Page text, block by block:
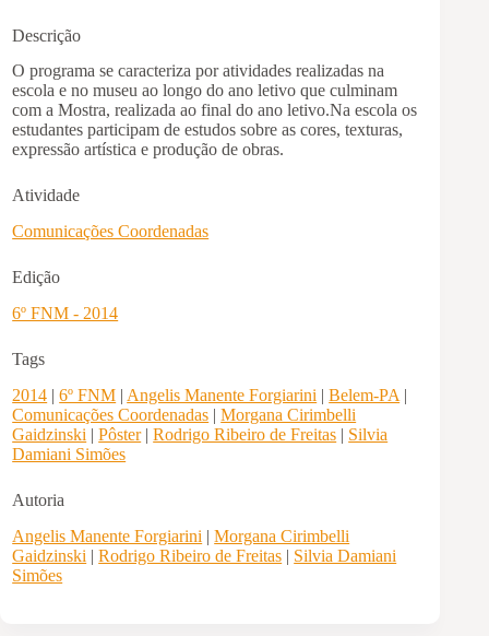
Descrição
O programa se caracteriza por atividades realizadas na
escola e no museu ao longo do ano letivo que culminam
com a Mostra, realizada ao final do ano letivo.Na escola os
estudantes participam de estudos sobre as cores, texturas,
expressão artística e produção de obras.
Atividade
Comunicações Coordenadas
Edição
6º FNM - 2014
Tags
2014 |6º FNM | Angelis Manente Forgiarini |Belem-PA |
Comunicações Coordenadas |Morgana Cirimbelli
Gaidzinski |Pôster|Rodrigo Ribeiro de Freitas | Silvia
Damiani Simões
Autoria
Angelis Manente Forgiarini |Morgana Cirimbelli
Gaidzinski |Rodrigo Ribeiro de Freitas | Silvia Damiani
Simões